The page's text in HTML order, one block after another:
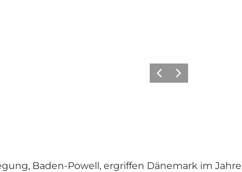
ZurückWeiter
Baden-Powell, ergriffen Dänemark im